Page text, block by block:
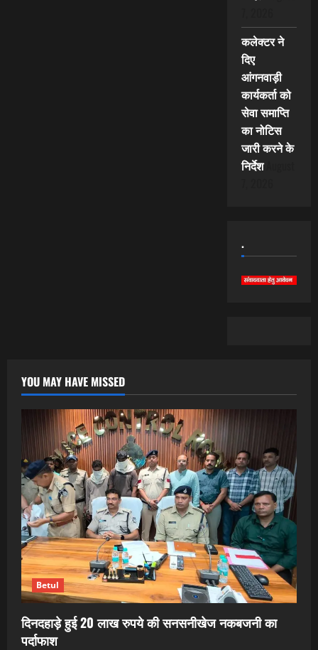
कलेक्टर ने
दिए
आंगनवाड़ी
कार्यकर्ता को
सेवा समाप्ति
का नोटिस
जारी करने के
निर्देश
.
YOU MAY HAVE MISSED
Betul
दिनदहाड़े हुई 20 लाख रुपये की सनसनीखेज नकबजनी का
पर्दाफाश